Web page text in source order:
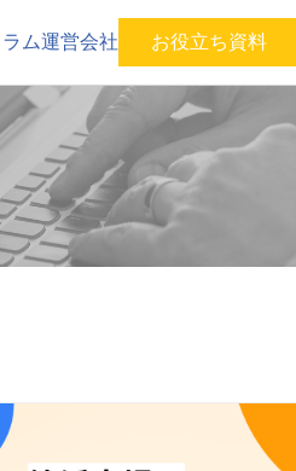
ラム運営会社 お役立ち資料